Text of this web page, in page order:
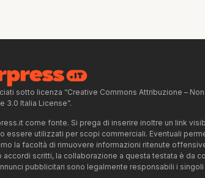
sotto licenza “Creative Commons Attribuzione –
3.0 Italia License”.
come fonte. Si prega di inserire inoltre un link
essere utilizzati per scopi commerciali. Eventuali
la facoltà di rimuovere informazioni ritenute
accordi scritti, la collaborazione a questa testata è da
pubblicitari sono legalmente responsabili i singoli